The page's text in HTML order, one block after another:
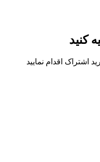
کنید
اقدام نمایید